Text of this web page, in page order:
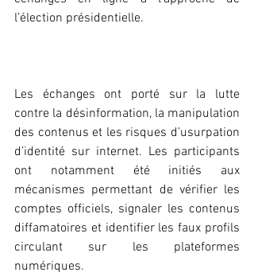
l’élection présidentielle.
‎Les échanges ont porté sur la lutte
contre la désinformation, la manipulation
des contenus et les risques d’usurpation
d’identité sur internet. Les participants
ont notamment été initiés aux
mécanismes permettant de vérifier les
comptes officiels, signaler les contenus
diffamatoires et identifier les faux profils
circulant sur les plateformes
numériques.